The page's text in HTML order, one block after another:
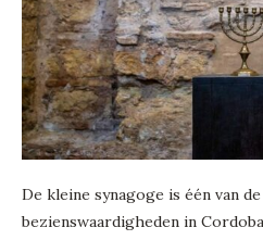
De kleine synagoge is één van
bezienswaardigheden in